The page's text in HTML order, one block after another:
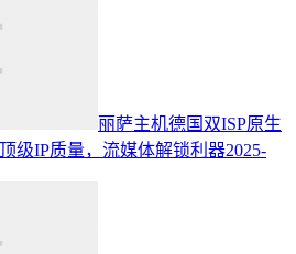
丽萨主机德国双ISP原生
级IP质量，流媒体解锁利器2025-